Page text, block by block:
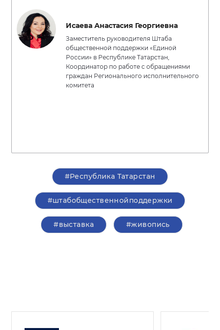
Исаева Анастасия Георгиевна
Заместитель руководителя Штаба
общественной поддержки «Единой
России» в Республике Татарстан,
Координатор по работе с обращениями
граждан Регионального исполнительного
комитета
#Республика Татарстан
#штабобщественнойподдержки
#выставка #живопись